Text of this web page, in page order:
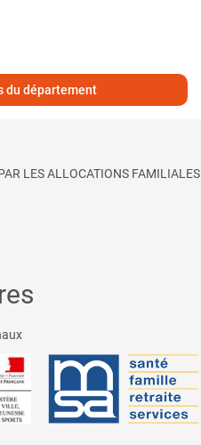
du département
LES ALLOCATIONS FAMILIALES